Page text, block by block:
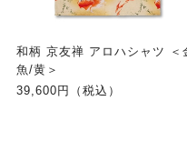
和柄 京友禅 アロハシャツ ＜
魚/黄＞
39,600円（税込）